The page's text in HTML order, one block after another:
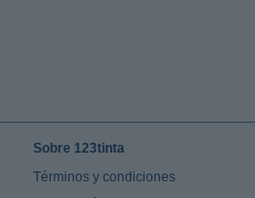
Sobre 123tinta
Términos y condiciones